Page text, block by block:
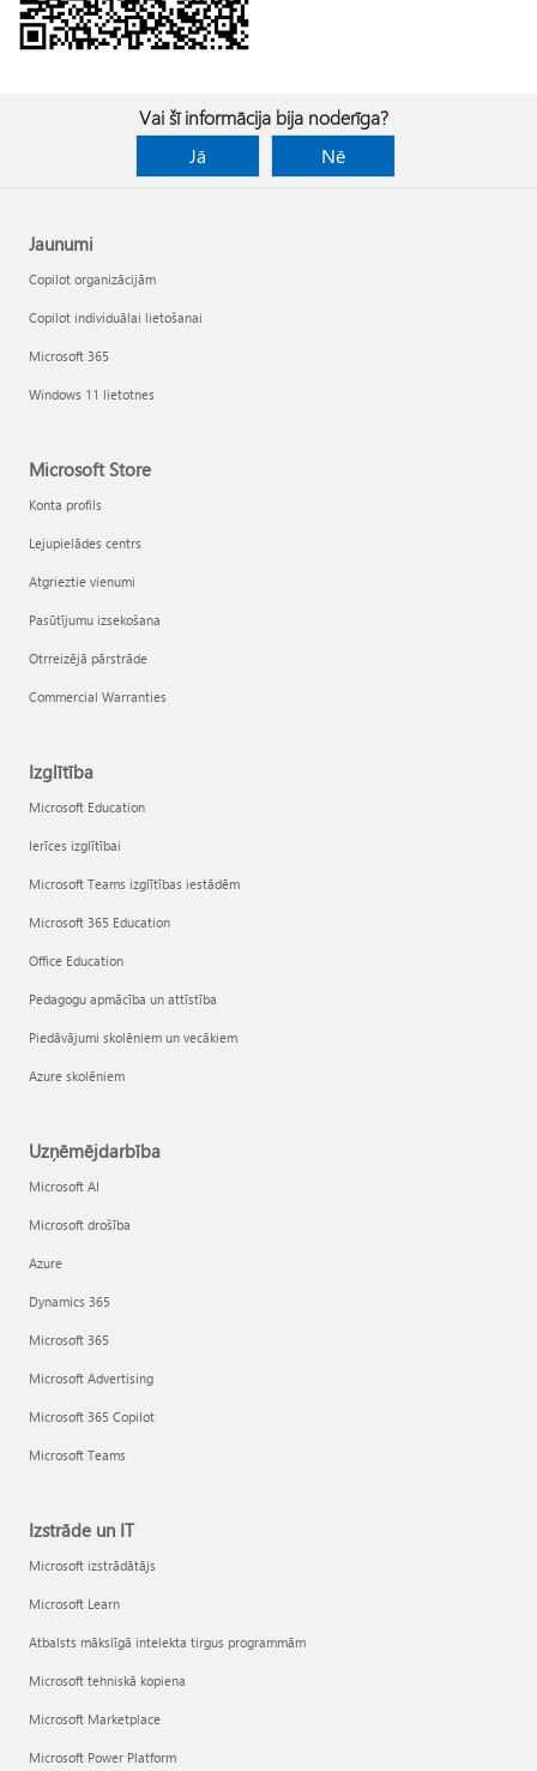
Vai šī informācija bija noderīga?
Jā
Nē
Jaunumi
Copilot organizācijām
Copilot individuālai lietošanai
Microsoft 365
Windows 11 lietotnes
Microsoft Store
Konta profils
Lejupielādes centrs
Atgrieztie vienumi
Pasūtījumu izsekošana
Otrreizējā pārstrāde
Commercial Warranties
Izglītība
Microsoft Education
Ierīces izglītībai
Microsoft Teams izglītības iestādēm
Microsoft 365 Education
Office Education
Pedagogu apmācība un attīstība
Piedāvājumi skolēniem un vecākiem
Azure skolēniem
Uzņēmējdarbība
Microsoft AI
Microsoft drošība
Azure
Dynamics 365
Microsoft 365
Microsoft Advertising
Microsoft 365 Copilot
Microsoft Teams
Izstrāde un IT
Microsoft izstrādātājs
Microsoft Learn
Atbalsts mākslīgā intelekta tirgus programmām
Microsoft tehniskā kopiena
Microsoft Marketplace
Microsoft Power Platform